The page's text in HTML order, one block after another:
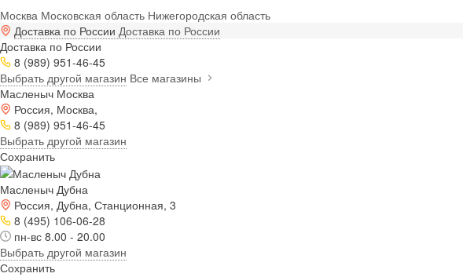
Москва Московская область Нижегородская область
Доставка по России Доставка по России
Доставка по России
8 (989) 951-46-45
Выбрать другой магазин Все магазины
Масленыч Москва
Россия, Москва,
8 (989) 951-46-45
Выбрать другой магазин
Сохранить
Масленыч Дубна
Россия, Дубна, Станционная, 3
8 (495) 106-06-28
пн-вс 8.00 - 20.00
Выбрать другой магазин
Сохранить